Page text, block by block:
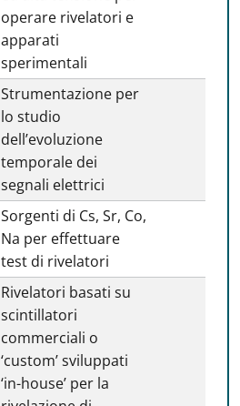
operare rivelatori e
apparati
sperimentali
Strumentazione per
lo studio
dell’evoluzione
temporale dei
segnali elettrici
Sorgenti di Cs, Sr, Co,
Na per effettuare
test di rivelatori
Rivelatori basati su
scintillatori
commerciali o
‘custom’ sviluppati
‘in-house’ per la